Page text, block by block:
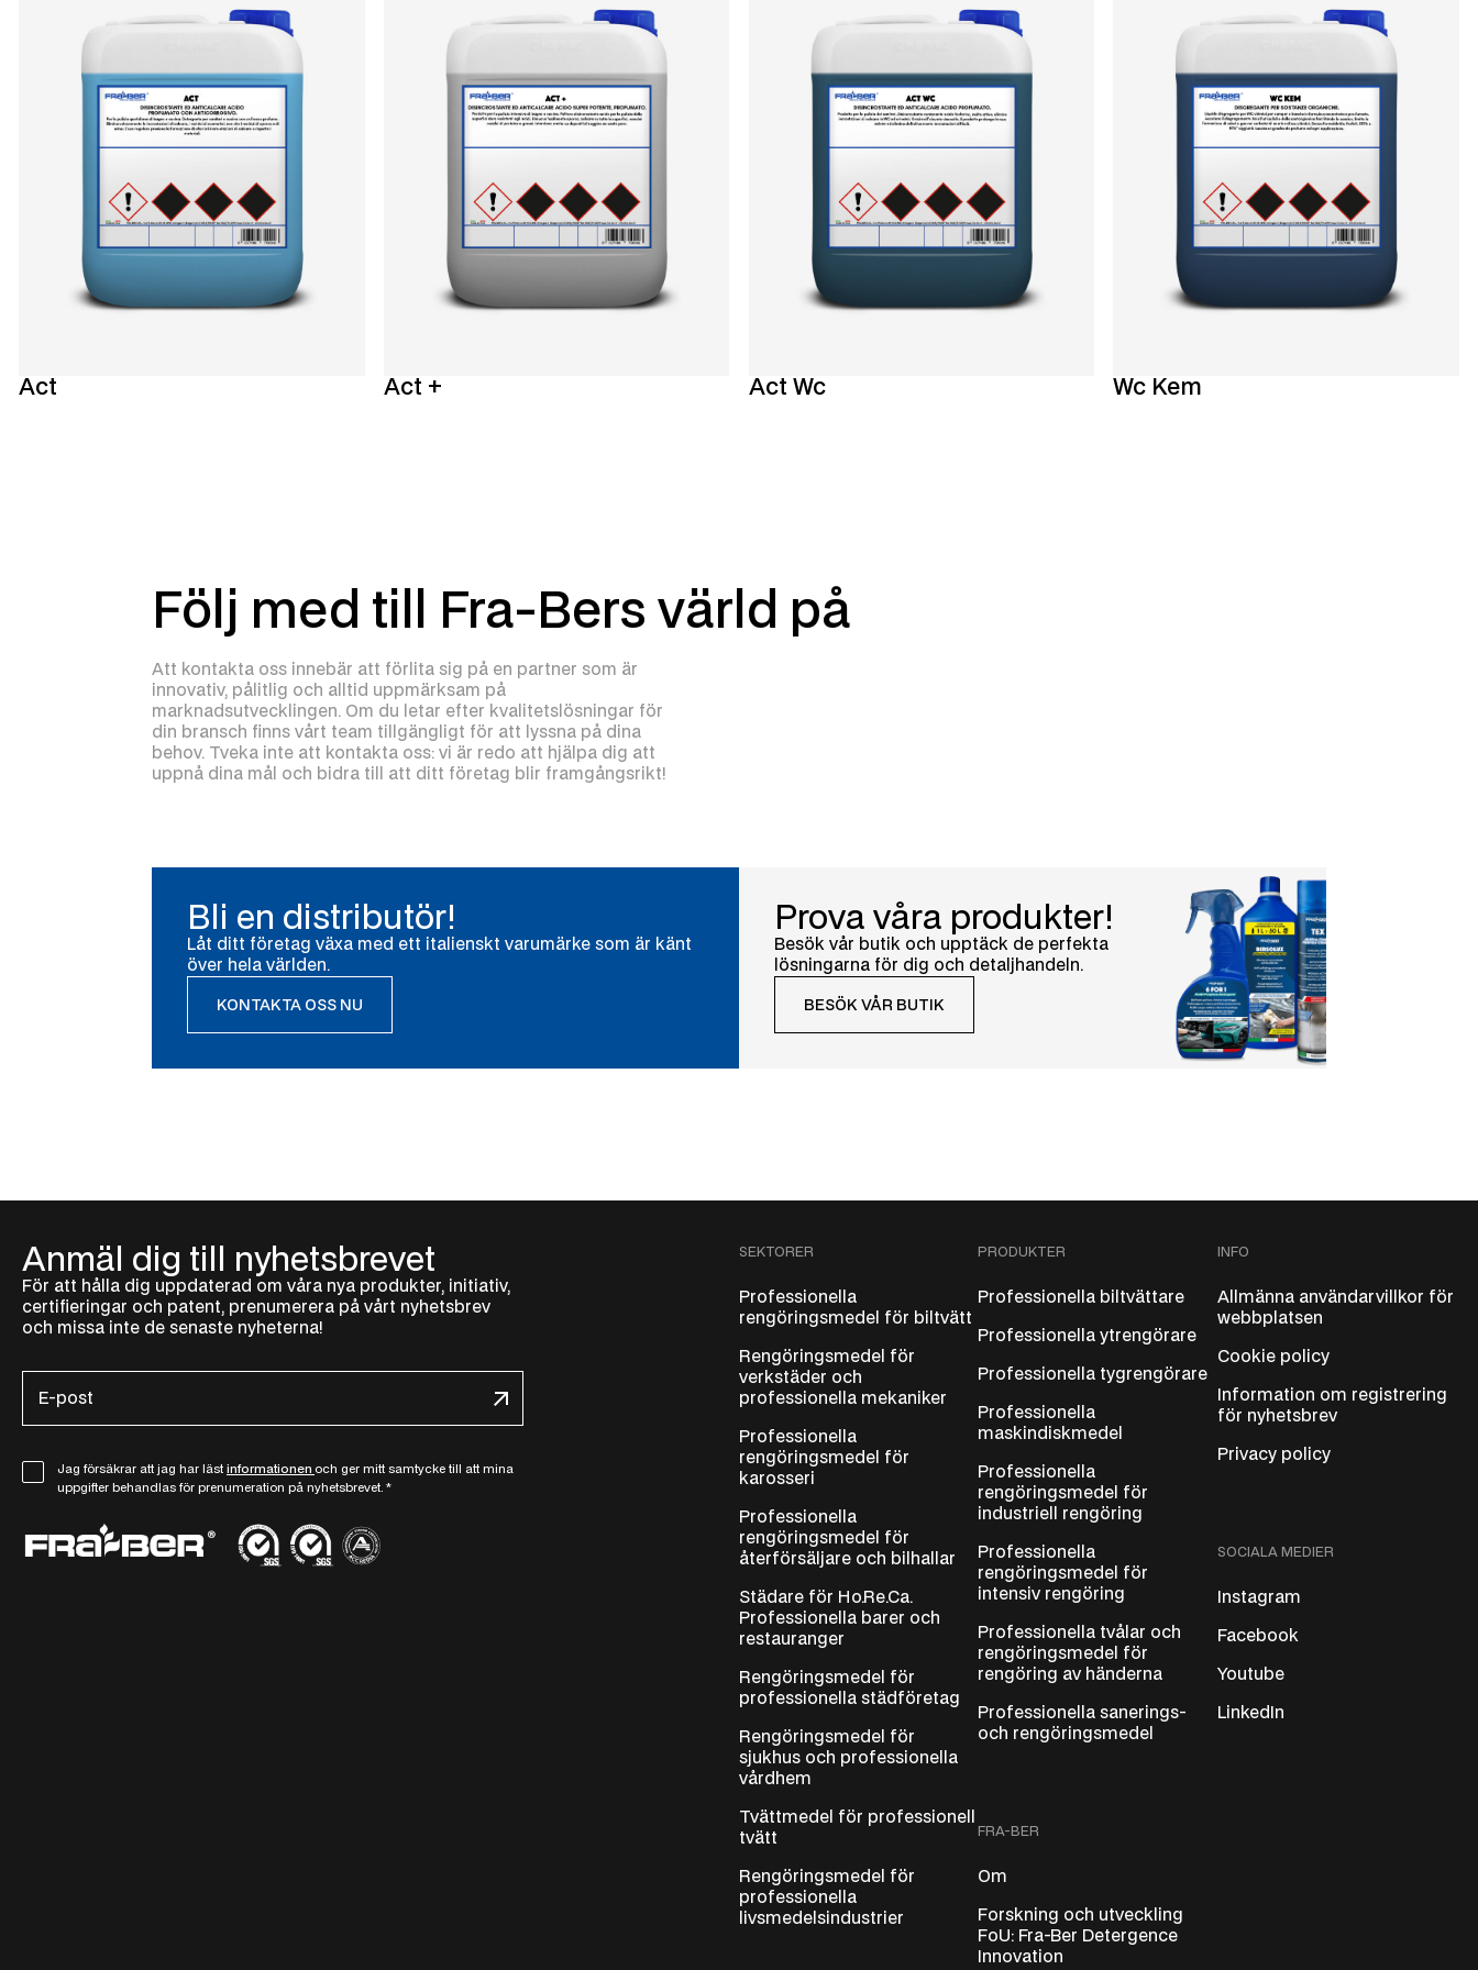
Act Act + Act Wc Wc Kem
Följ med till Fra-Bers värld på
Att kontakta oss innebär att förlita sig på en partner som är
innovativ, pålitlig och alltid uppmärksam på
marknadsutvecklingen. Om du letar efter kvalitetslösningar för
din bransch finns vårt team tillgängligt för att lyssna på dina
behov. Tveka inte att kontakta oss: vi är redo att hjälpa dig att
uppnå dina mål och bidra till att ditt företag blir framgångsrikt!
Bli en distributör!
Låt ditt företag växa med ett italienskt varumärke som är känt
över hela världen.
KONTAKTA OSS NU
Prova våra produkter!
Besök vår butik och upptäck de perfekta
lösningarna för dig och detaljhandeln.
BESÖK VÅR BUTIK
Anmäl dig till nyhetsbrevet
För att hålla dig uppdaterad om våra nya produkter, initiativ,
certifieringar och patent, prenumerera på vårt nyhetsbrev
och missa inte de senaste nyheterna!
p
G
R
-
Jag försäkrar att jag har läst informationen och ger mitt samtycke till att mina
uppgifter behandlas för prenumeration på nyhetsbrevet. *
SEKTORER
Professionella
rengöringsmedel för biltvätt
Rengöringsmedel för
verkstäder och
professionella mekaniker
Professionella
rengöringsmedel för
karosseri
Professionella
rengöringsmedel för
återförsäljare och bilhallar
Städare för Ho.Re.Ca.
Professionella barer och
restauranger
Rengöringsmedel för
professionella städföretag
Rengöringsmedel för
sjukhus och professionella
vårdhem
Tvättmedel för professionell
tvätt
Rengöringsmedel för
professionella
livsmedelsindustrier
PRODUKTER
Professionella biltvättare
Professionella ytrengörare
Professionella tygrengörare
Professionella
maskindiskmedel
Professionella
rengöringsmedel för
industriell rengöring
Professionella
rengöringsmedel för
intensiv rengöring
Professionella tvålar och
rengöringsmedel för
rengöring av händerna
Professionella sanerings-
och rengöringsmedel
FRA-BER
Om
Forskning och utveckling
FoU: Fra-Ber Detergence
Innovation
INFO
Allmänna användarvillkor för
webbplatsen
Cookie policy
Information om registrering
för nyhetsbrev
Privacy policy
SOCIALA MEDIER
Instagram
Facebook
Youtube
LinkedIn